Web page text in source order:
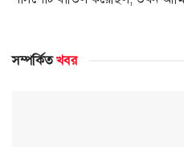
সম্পর্কিতখবর